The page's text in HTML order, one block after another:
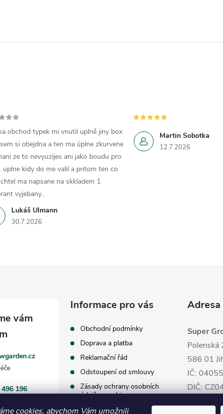
cookies, abychom Vám umožnili
Lukáš Ulmann
30.7.2026
obchod typek mi vnutil uplně jiny box
si obejdna a ten ma úplne zkurvene
ze to nevyuzijes ani jako boudu pro
uplne kidy do me valil a pritom ten co
ma napsane na skkladem 1
vyjebany..
Martin Sobotka
12.7.2026
196
Informace pro vás
Obchodní podmínky
Doprava a platba
Reklamační řád
Odstoupení od smlouvy
Zásady ochrany osobních
údajů a cookies
Super
Polenská
586 01
IČ:
DIČ: